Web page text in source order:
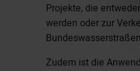
Projekte, die
werden oder zur
Zudem ist die